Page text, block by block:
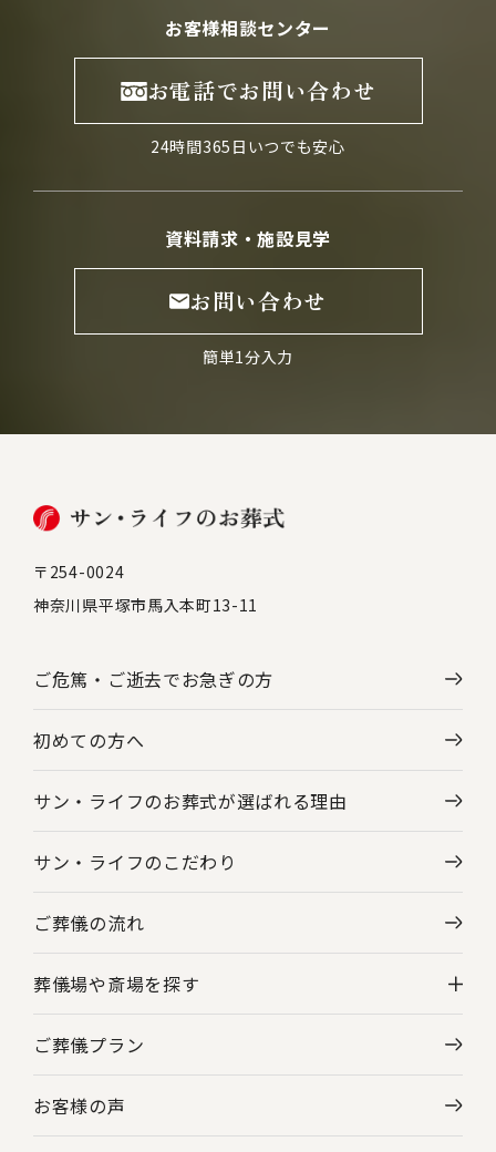
お客様相談センター
お電話でお問い合わせ
24時間365日いつでも安心
資料請求・施設見学
お問い合わせ
簡単1分入力
〒254-0024
神奈川県平塚市馬入本町13-11
ご危篤・ご逝去でお急ぎの方
初めての方へ
サン・ライフのお葬式が選ばれる理由
サン・ライフのこだわり
ご葬儀の流れ
葬儀場や斎場を探す
神奈川県の葬儀場・斎場一覧
東京都の葬儀場・斎場一覧
ご葬儀プラン
お客様の声